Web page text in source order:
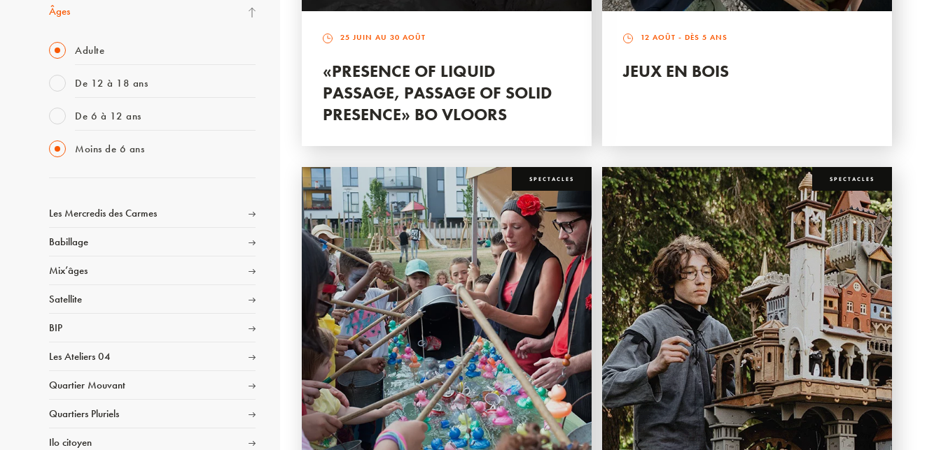
Âges
Adulte
De 12 à 18 ans
De 6 à 12 ans
Moins de 6 ans
Les Mercredis des Carmes
Babillage
Mix’âges
Satellite
BIP
Les Ateliers 04
Quartier Mouvant
Quartiers Pluriels
Ilo citoyen
25 JUIN AU 30 AOÛT
«PRESENCE OF LIQUID
PASSAGE, PASSAGE OF SOLID
PRESENCE» BO VLOORS
12 AOÛT - DÈS 5 ANS
JEUX EN BOIS
SPECTACLES SPECTACLES